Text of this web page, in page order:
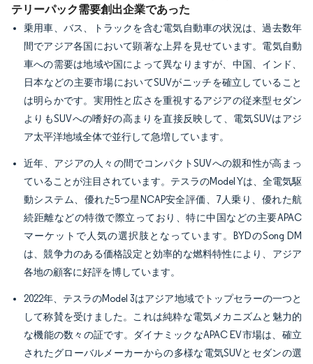
テリーパック需要創出企業であった
乗用車、バス、トラックを含む電気自動車の状況は、過去数年
間でアジア各国において顕著な上昇を見せています。電気自動
車への需要は地域や国によって異なりますが、中国、インド、
日本などの主要市場においてSUVがニッチを確立していること
は明らかです。実用性と広さを重視するアジアの従来型セダン
よりもSUVへの嗜好の高まりを直接反映して、電気SUVはアジ
ア太平洋地域全体で並行して急増しています。
近年、アジアの人々の間でコンパクトSUVへの親和性が高まっ
ていることが注目されています。テスラのModel Yは、全電気駆
動システム、優れた5つ星NCAP安全評価、7人乗り、優れた航
続距離などの特徴で際立っており、特に中国などの主要APAC
マーケットで人気の選択肢となっています。BYDのSong DM
は、競争力のある価格設定と効率的な燃料特性により、アジア
各地の顧客に好評を博しています。
2022年、テスラのModel 3はアジア地域でトップセラーの一つと
して称賛を受けました。これは純粋な電気メカニズムと魅力的
な機能の数々の証です。ダイナミックなAPAC EV市場は、確立
されたグローバルメーカーからの多様な電気SUVとセダンの選